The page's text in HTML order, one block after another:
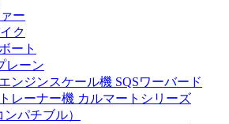
ー
ク
ート
レーン
ンジンスケール機 SQSワーバード
レーナー機 カルマートシリーズ
ンパチブル）